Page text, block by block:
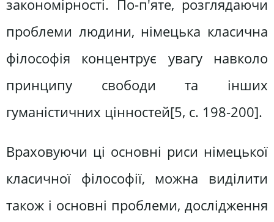
закономірності. По-п'яте, розглядаючи
проблеми людини, німецька класична
філософія концентрує увагу навколо
принципу свободи та інших
гуманістичних цінностей[5, c. 198-200].
Враховуючи ці основні риси німецької
класичної філософії, можна виділити
також і основні проблеми, дослідження